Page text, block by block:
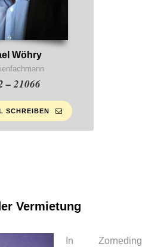
Wöhry
– 21066
SCHREIBEN
Vermietung
In Zorneding